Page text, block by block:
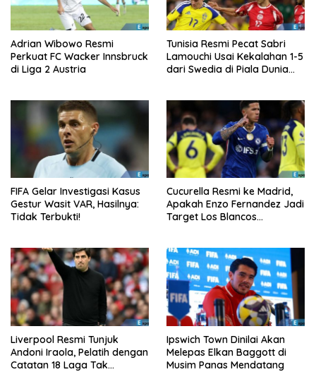
Adrian Wibowo Resmi
Perkuat FC Wacker Innsbruck
di Liga 2 Austria
Tunisia Resmi Pecat Sabri
Lamouchi Usai Kekalahan 1-5
dari Swedia di Piala Dunia
FIFA Gelar Investigasi Kasus
Gestur Wasit VAR, Hasilnya:
Tidak Terbukti!
Cucurella Resmi ke Madrid,
Apakah Enzo Fernandez Jadi
Target Los Blancos
Liverpool Resmi Tunjuk
Andoni Iraola, Pelatih dengan
Catatan 18 Laga Tak
Ipswich Town Dinilai Akan
Melepas Elkan Baggott di
Musim Panas Mendatang